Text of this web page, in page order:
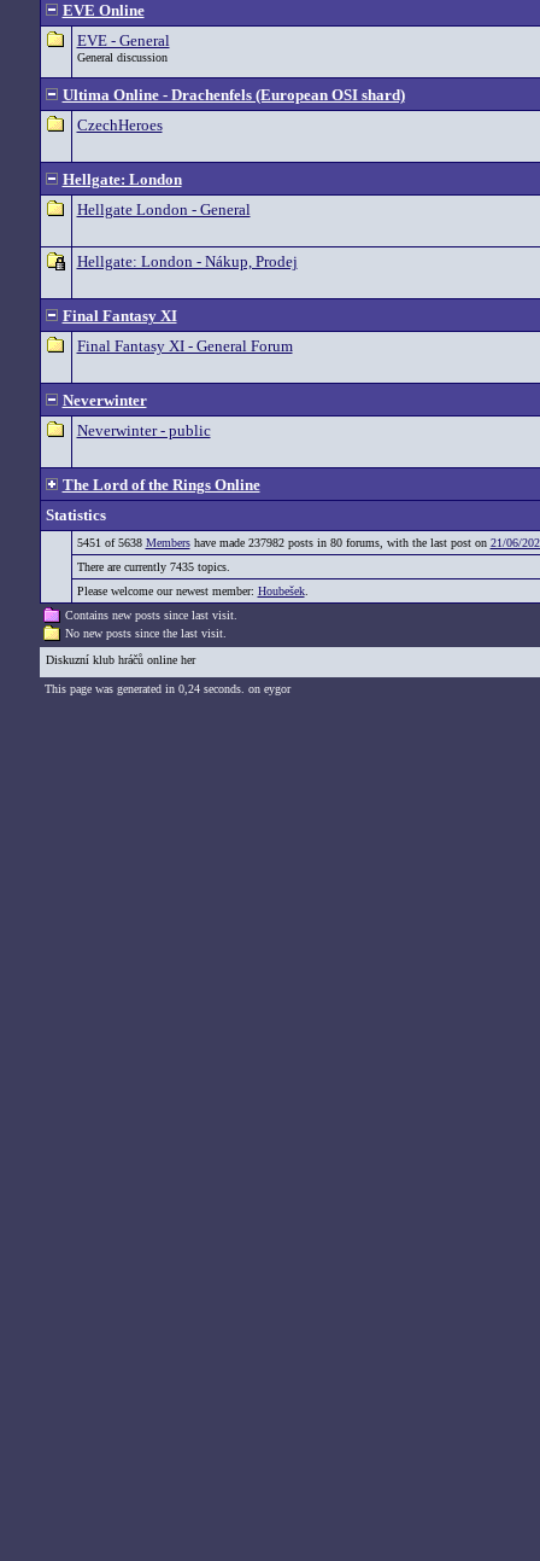
EVE Online
EVE - General
General discussion
Ultima Online - Drachenfels (European OSI shard)
CzechHeroes
Hellgate: London
Hellgate London - General
Hellgate: London - Nákup, Prodej
Final Fantasy XI
Final Fantasy XI - General Forum
Neverwinter
Neverwinter - public
The Lord of the Rings Online
Statistics
5451 of 5638 Membershave made 237982 posts in 80 forums, with the last post on 21/06/
There are currently 7435 topics.
Please welcome our newest member: Houbešek.
Contains new posts since last visit.
No new posts since the last visit.
Diskuzní klub hráčů online her
This page was generated in 0,24 seconds. on eygor